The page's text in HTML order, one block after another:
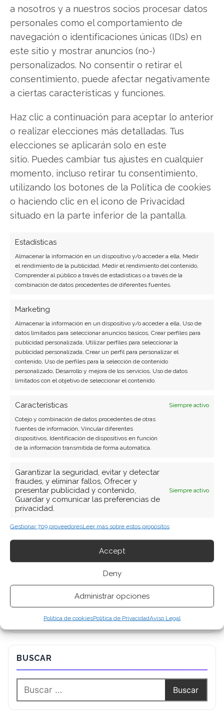
a nosotros y a nuestros socios procesar datos
personales como el comportamiento de
navegación o identificaciones únicas (IDs) en
este sitio y mostrar anuncios (no-)
personalizados. No consentir o retirar el
consentimiento, puede afectar negativamente
a ciertas características y funciones.
Haz clic a continuación para aceptar lo anterior
o realizar elecciones más detalladas. Tus
elecciones se aplicarán solo en este
sitio. Puedes cambiar tus ajustes en cualquier
momento, incluso retirar tu consentimiento,
utilizando los botones de la Política de cookies
o haciendo clic en el icono de Privacidad
situado en la parte inferior de la pantalla.
Estadísticas
Almacenar la información en un dispositivo y/o acceder a ella, Medir
el rendimiento de la publicidad, Medir el rendimiento del contenido,
Comprender al público a través de estadísticas o a través de la
combinación de datos procedentes de diferentes fuentes.
Marketing
Almacenar la información en un dispositivo y/o acceder a ella, Uso de
datos limitados para seleccionar anuncios básicos, Crear perfiles para
publicidad personalizada, Utilizar perfiles para seleccionar la
publicidad personalizada, Crear un perfil para personalizar el
contenido, Uso de perfiles para la selección de contenido
personalizado, Desarrollo y mejora de los servicios, Uso de datos
limitados con el objetivo de seleccionar el contenido.
Características
Siempre activo
Cotejo y combinación de datos procedentes de otras
fuentes de información, Vincular diferentes
dispositivos, Identificación de dispositivos en función
de la información transmitida de forma automática.
Garantizar la seguridad, evitar y detectar
fraudes, y eliminar fallos, Ofrecer y
presentar publicidad y contenido,
Guardar y comunicar las preferencias de
privacidad.
Siempre activo
Gestionar 709 proveedoresLeer más sobre estos propósitos
Accept
Deny
Administrar opciones
Política de cookiesPolítica de PrivacidadAviso Legal
Twitter
Facebook
LinkedIn
Copiar enlace
SOBRE EL AUTOR
Laura Fernández Silva
comercio electrónico y aplicaciones móviles.
Ver todos los artículos →
BUSCAR